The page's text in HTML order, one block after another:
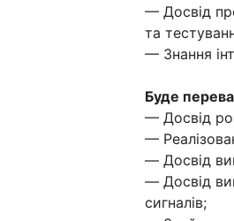
— Досвід
та
— Знання
Буде
— Досвід
—
— Досвід
— Досвід
сигналів;